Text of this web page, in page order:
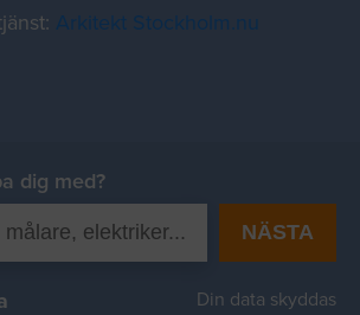
Arkitekt Stockholm.nu
dig med?
NÄSTA
Din data skyddas